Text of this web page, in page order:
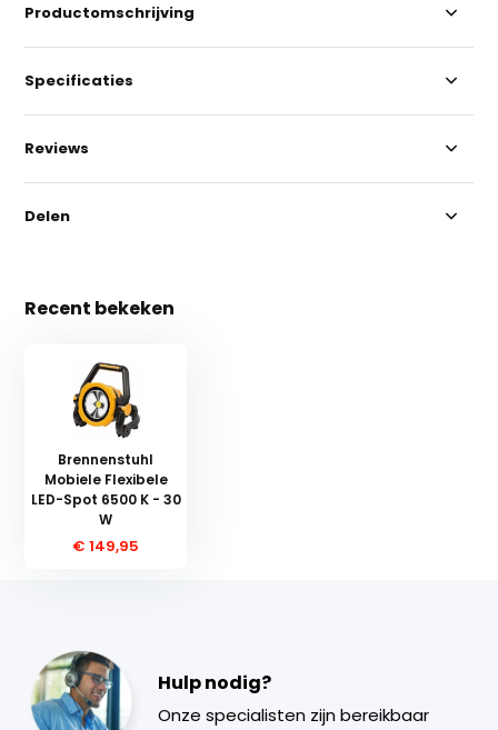
Productomschrijving
Specificaties
Reviews
Delen
Recent bekeken
Brennenstuhl
Mobiele Flexibele
LED-Spot 6500 K - 30
W
€ 149,95
Hulp nodig?
Onze specialisten zijn bereikbaar